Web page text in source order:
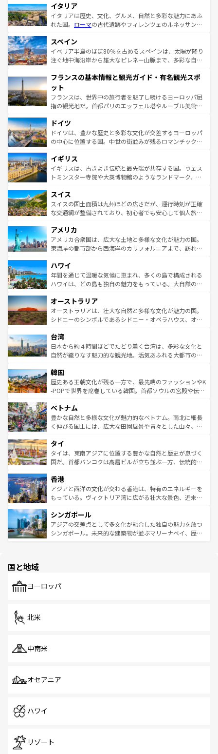
イタリア
イタリアは歴史、文化、グルメ、自然と多彩な魅力にあふ
れた国。 ローマの古代遺跡やフィレンツェのルネッサンス
ろん、トスカーナの美しい田園風景やアマルフィ海岸の絶
景など、自然景観も見逃せない。観光の合間には、本場の
ピザやパスタなど、絶品のイタリア料理を堪能することも
ませてくれるイタリアで、忘れられない旅をしてみよう！
なお、新着のイタリア情報は
しい。
スペイン
イベリア半島のほぼ80％を占めるスペインは、太陽が降り
注ぐ地中海沿岸から雄大なピレネー山脈まで、多彩な自然
文化が根付くこの国では、情熱的なフラメンコ、熱気あふ
れる闘牛、そして美味しいタパスが生活の一部となってい
る。首都マドリードの洗練された雰囲気や、バルセロナの
アートに溢れた街角から、地方では古代ローマ遺跡や中世
せる。地方によって風土や気候が異なるスペインはその個
性で訪れる人を魅了する。 なお、新着のスペイン情報は コ
ンテンツ一覧を参照してほしい。
フランスの基本情報と観光ガイド・有名観光スポ
ット
フランスは、世界中の旅行者を魅了し続けるヨーロッパ屈
指の観光地だ。首都パリのエッフェル塔やルーブル美術館
で、幅広い魅力が詰まっている。華麗な宮殿、歴史的な大
聖堂、美しいビーチ、そして豊かな自然が、訪れる者を心
から魅了する。また、フランスは美食の国としても知ら
いる。シャンパンの発祥地であるランス、プロヴァンスの
香り高いラベンダー畑など、多彩な楽しみ方が可能だ。さ
らに、パリ以外の地域にも魅力が溢れており、どの街角に
れる地方に足を運ぶとそれぞれで全く異なる文化を体験で
きるだろう。 なお、新着のフランス情報はコンテンツ一覧
を参照してほしい。
ドイツ
ドイツは、豊かな歴史と多彩な文化が交差するヨーロッパ
の中心に位置する国。中世の街並みが残るロマンチック街
顔を持つこの国は、どこを歩いても飽きることがない。ベ
ルリンの文化的活気、バイエルン州のアルプスの絶景、そ
してライン川沿いのワイン畑といった風景は必見。ビール
は、お酒好きな人にはぜひ体験してほしい。 なお、新着の
ドイツ情報はコンテンツ一覧を参照してほしい。
イギリス
イギリスは、古きよき伝統と最先端が共存する国。ウェス
トミンスター寺院や大英博物館のようなランドマーク、歴
リアごとに異なる魅力がある。また、優雅なアフタヌーン
ティー、ビール好きにはたまらない英国パブ、サッカー観
戦など、本場だからこそできる体験も豊富。イギリスを旅
ンツ一覧を参照してほしい。
スイス
スイスの国土面積は九州ほどの広さだが、運行時刻が正確
な交通網が整備されており、初心者でも安心して個人旅行
の建物がそのまま残る町や、スイスならではのユニークな
博物館もあり、アルプス観光だけでなく町歩きも満喫する
ことができる。国民の所得が高いため物価も高いが、旅行
ば市内交通費無料で観光を楽しむこともできる。 なお、新
着のスイス情報はコンテンツ一覧 を参照してほしい。
アメリカ
アメリカ合衆国は、広大な土地と多様な文化が魅力の国。
東海岸の都市部から西海岸のカリフォルニアまで、訪れる
のような巨大都市は、観光、ショッピング、エンターテイ
ンメントが詰まった刺激的なスポットだ。一方、アメリカ
西部には大自然が広がり、グランドキャニオンやイエロー
部のニューオーリンズでは、音楽と美食が融合した独特の
文化が魅力。旅行者はアメリカの各地域で異なる魅力を楽
しみながら、その多様性と豊かな歴史を感じることができ
ならではの贅沢な旅のスタイルだ。 なお、新着のアメリカ
情報はコンテンツ一覧を参照してほしい。
ハワイ
年間を通じて温暖な気候に恵まれ、多くの島で構成される
ハワイは、どの島も独自の魅力をもっている。大自然の神
ワイ島は見逃せない。また、定番の観光地といえばオアフ
島だが、静かな自然を求めるならマウイ島やカウアイ島が
おすすめ。エメラルドグリーンに輝く海をはじめ、豊かな
れるおもてなしの心で訪れる人々を迎えてくれるハワイの
人々、おいしいローカルフードやハワイアンミュージッ
ク、伝統的なフラダンスなど、すべてがハワイの魅力を彩
ワイを、存分に味わってほしい。 なお、新着のハワイ情報
はコンテンツ一覧を参照してほしい。
オーストラリア
オーストラリアは、壮大な自然と多様な文化が魅力の国。
シドニーのシンボルであるシドニー・オペラハウス、オー
リアリーフや大陸中央部にそびえるウルル（エアーズロッ
ク）、タスマニアの美しい原生林やケアンズの熱帯雨林な
ど、見どころがたくさん。また、カフェやワイン、オージ
いる。アクティビティも充実しており、サーフィンやダイ
ビング、ハイキングなど、アウトドア好きにはたまらな
い。オーストラリアの多彩な魅力を存分に味わいつくそ
参照してほしい。
台湾
日本から約４時間ほどでたどり着く台湾は、多彩な文化と
自然が織りなす魅力的な観光地。活気あふれる大都市の台
ン）、静ひつな山岳地帯である台湾東部など、都市の喧騒
と山間の静けさが共存しており、訪れる人に新しい発見と
驚きをもたらしてくれる。また、奥深い台湾の食文化も魅
容にもいいと評判のスイーツなど、バラエティ豊かな料理
が味わえる。 なお、新着の台湾情報は コンテンツ一覧を参
照してほしい。
韓国
歴史ある王朝文化が残る一方で、最先端のファッションやK
-POPで世界を席巻している韓国。首都ソウルの宮殿や伝統
き、地方に足を延ばせば四季折々の自然美を楽しむことが
できる。そして、キムチや焼肉、絶品のストリートフード
まで、さまざまな韓国料理が待っている。夜には、韓国な
リティに包まれながら、韓国の多彩な魅力を心ゆくまで味
わってみてほしい。 なお、新着の韓国情報はコンテンツ一
覧を参照してほしい。
ベトナム
豊かな自然と多様な文化が魅力的なベトナム。南北に細長
く伸びる国土には、広大な田園風景や青々とした山々、世
急速な発展と共に伝統が息づく。ハノイの古い町並みやホ
ーチミン市のフランス統治時代の建物も、独特の雰囲気を
醸し出している。また、バラエティの豊かさとおいしさで
とつ。フォーやバインミー、ベトナムコーヒーなどは、ぜ
ひ現地で味わいたい。どの地域を訪れてもあたたかい人々
が旅行者を迎えてくれるので、きっと忘れられない旅にな
参照してほしい。
タイ
タイは、東南アジアに位置する豊かな自然と歴史が息づく
国だ。首都バンコクは高層ビルが立ち並ぶ一方、伝統的な
の活気が交差している。北部ではチェンマイなどの山岳地
帯で自然と触れ合い、南部ではプーケットやクラビの美し
いビーチでリゾート気分を楽しむことができる。タイ料理
激する。気候は一年中温暖で、どの季節にも異なる楽しみ
が待っている。親しみやすいタイの人々、仏教を中心とし
た文化、そして多様な観光資源が、訪れる旅人を魅了し続
香港
アジアと西洋の文化が交わる香港は、特有のエネルギーを
もっている。ヴィクトリア湾に広がる壮大な景色、近未来
み、どこを訪れても感動するはず。観光スポットが密集し
ており、効率よく見どころを回れるのも魅力。息をのむよ
うな絶景から文化的な体験まで、香港を存分に楽しみ尽く
シンガポール
アジアの交差点として多文化が融合した独自の魅力を放つ
シンガポール。未来的な建築物が並ぶマリーナベイ、歴史
で、ホーカーズは地元の風情を楽しめる外せないスポット
国と地域
ヨーロッパ
北米
中南米
オセアニア
ハワイ
リゾート